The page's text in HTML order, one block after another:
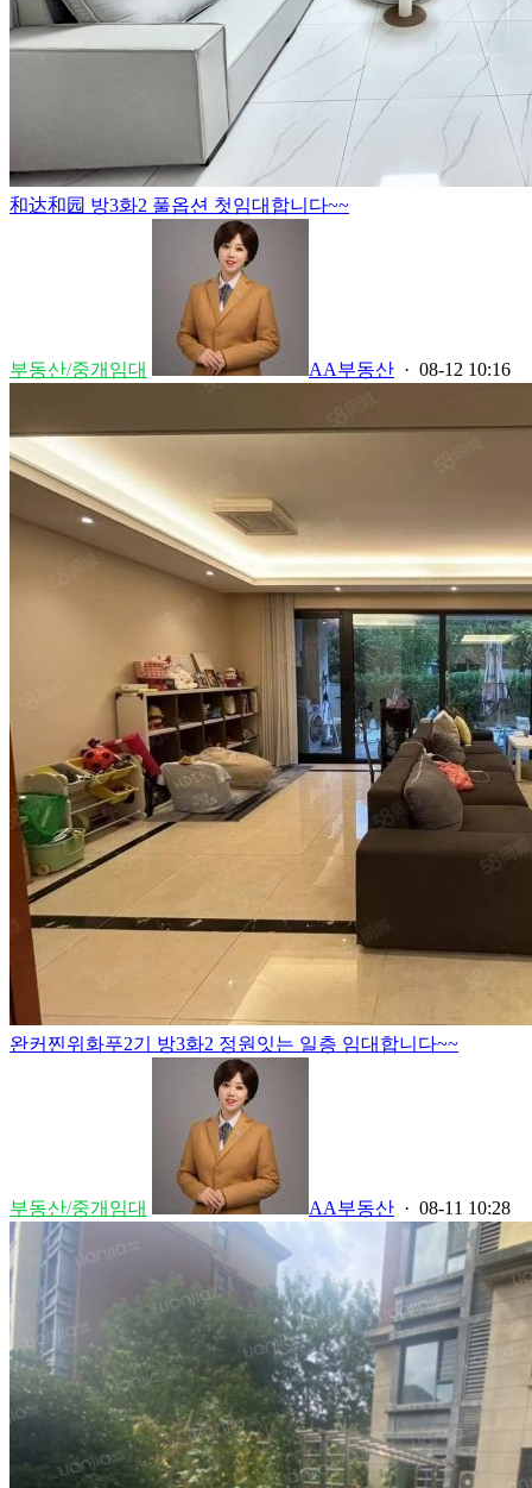
和达和园 방3화2 풀옵션 첫임대합니다~~
부동산/중개임대 AA부동산 · 08-12 10:16
완커찐위화푸2기 방3화2 정원잇는 일층 임대합니다~~
부동산/중개임대 AA부동산 · 08-11 10:28